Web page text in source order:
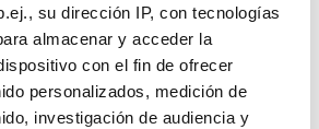
su dirección IP, con tecnologías
almacenar y acceder la
con el fin de ofrecer
personalizados, medición de
investigación de audiencia y
no sabemos como
hasta aquí.